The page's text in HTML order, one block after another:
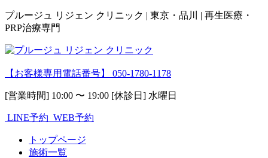
プルージュ リジェン クリニック | 東京・品川 | 再生医療・
PRP治療専門
【お客様専用電話番号】 050-1780-1178
[営業時間] 10:00 〜 19:00 [休診日] 水曜日
LINE予約 WEB予約
トップページ
施術一覧